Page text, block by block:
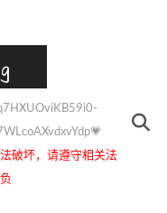
破坏，请遵守相关法